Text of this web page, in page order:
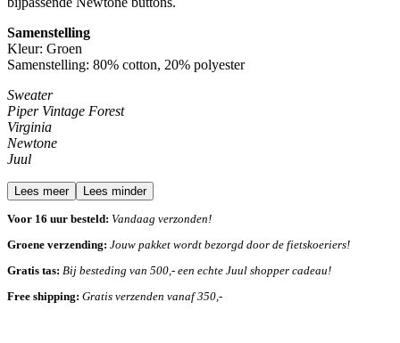
Samenstelling
Kleur: Groen
Samenstelling: 80% cotton, 20% polyester
Sweater
Piper Vintage Forest
Virginia
Newtone
Juul
Lees meer Lees minder
Voor 16 uur besteld: Vandaag verzonden!
Groene verzending: Jouw pakket wordt bezorgd door de fietskoeriers!
Gratis tas: Bij besteding van 500,- een echte Juul shopper cadeau!
Free shipping: Gratis verzenden vanaf 350,-